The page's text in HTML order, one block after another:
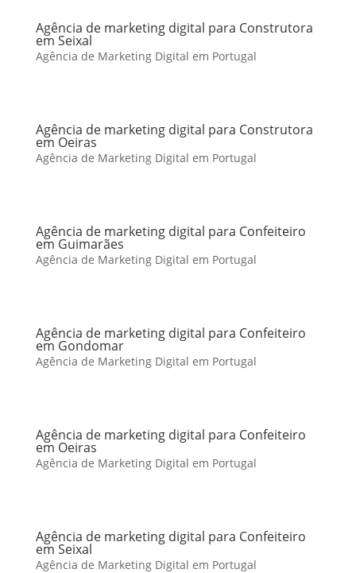
Agência de marketing digital para Construtora
em Seixal
Agência de Marketing Digital em Portugal
Agência de marketing digital para Construtora
em Oeiras
Agência de Marketing Digital em Portugal
Agência de marketing digital para Confeiteiro
em Guimarães
Agência de Marketing Digital em Portugal
Agência de marketing digital para Confeiteiro
em Gondomar
Agência de Marketing Digital em Portugal
Agência de marketing digital para Confeiteiro
em Oeiras
Agência de Marketing Digital em Portugal
Agência de marketing digital para Confeiteiro
em Seixal
Agência de Marketing Digital em Portugal